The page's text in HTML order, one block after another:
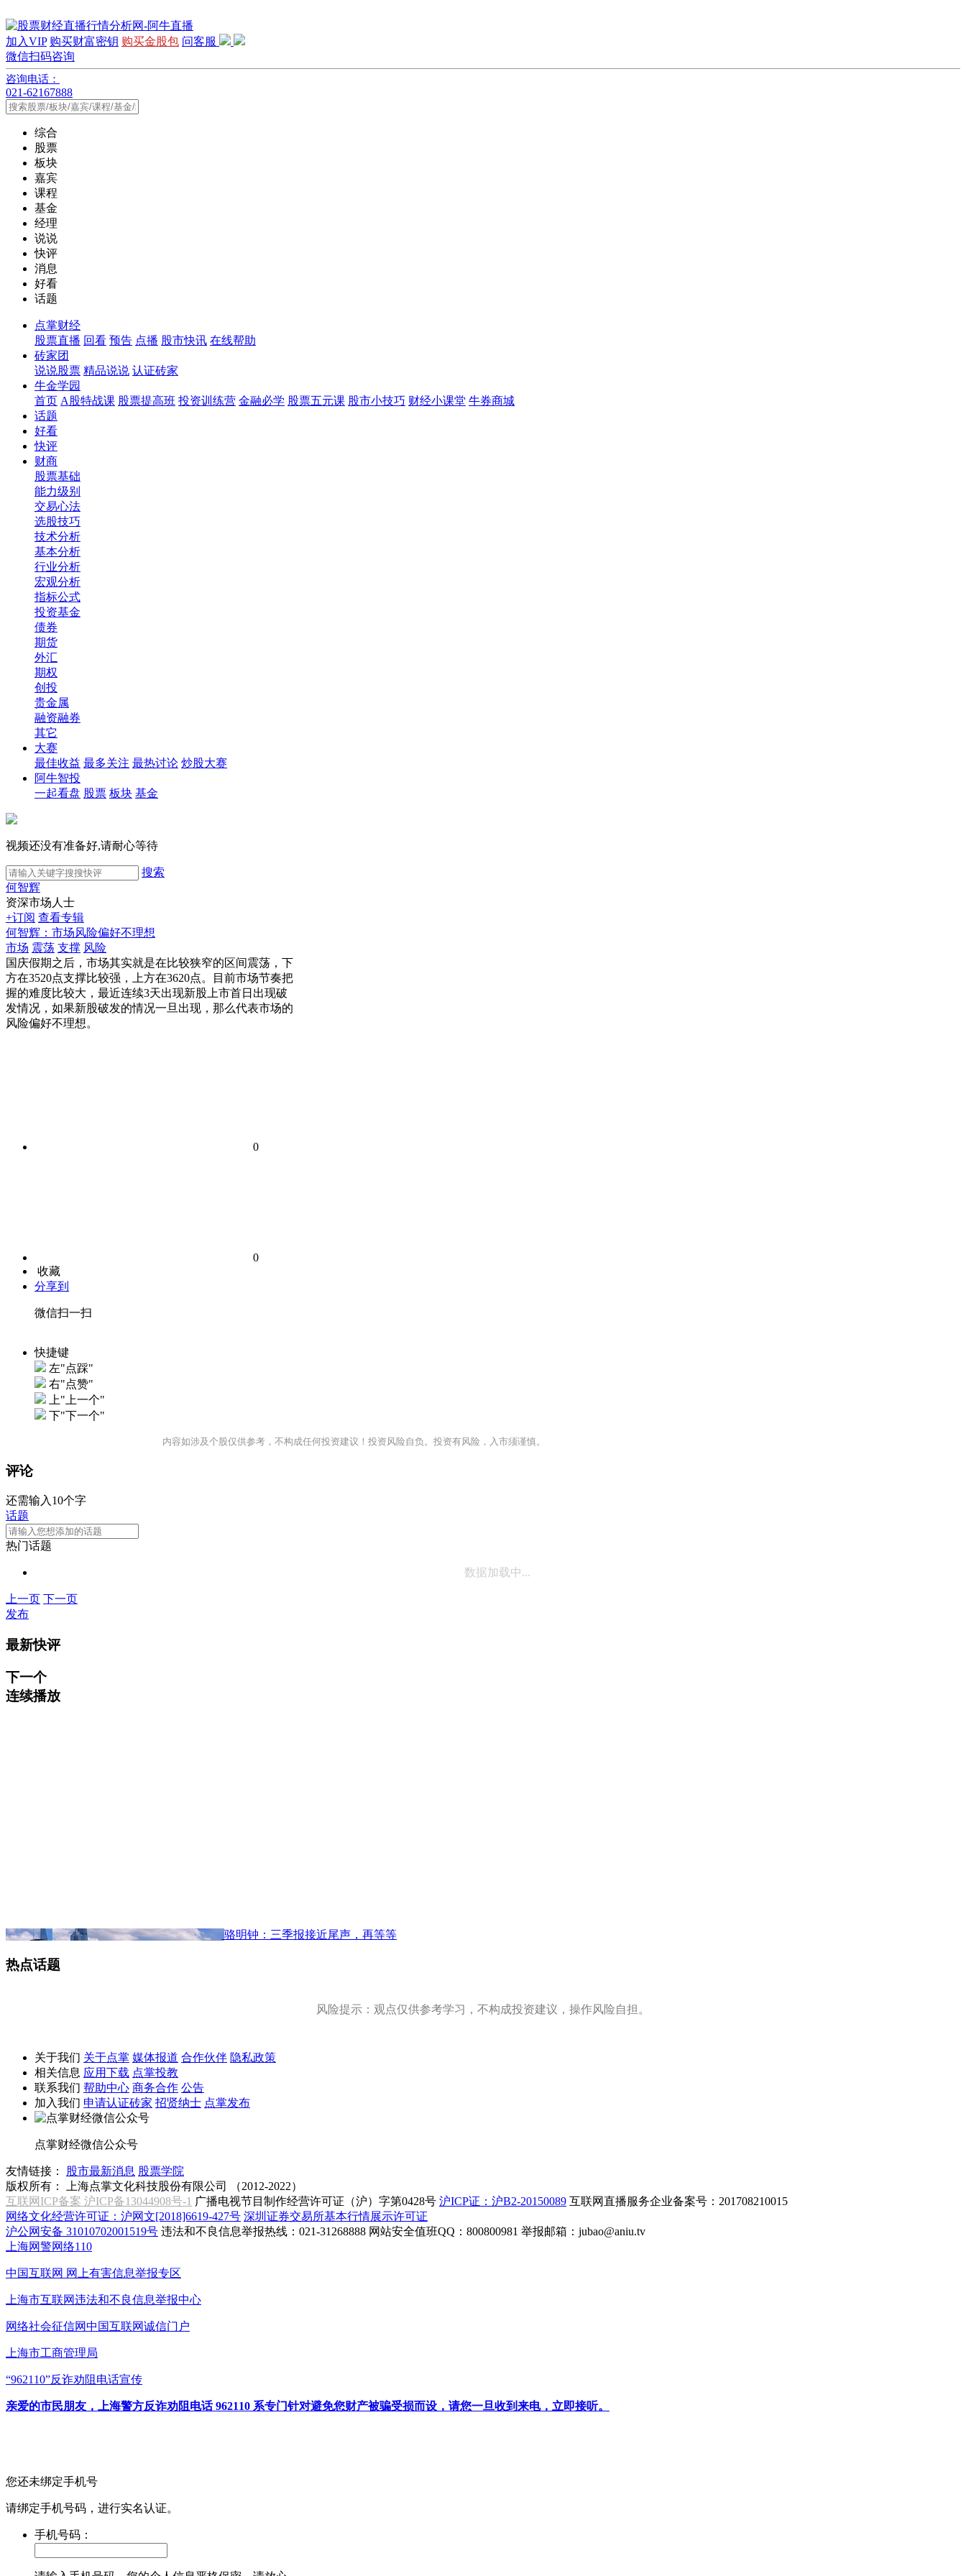
加入VIP 购买财富密钥 购买金股包 问客服
微信扫码咨询
咨询电话：
021-62167888
综合
股票
板块
嘉宾
课程
基金
经理
说说
快评
消息
好看
话题
点掌财经
股票直播 回看 预告 点播 股市快讯 在线帮助
砖家团
说说股票 精品说说 认证砖家
牛金学园
首页 A股特战课 股票提高班 投资训练营 金融必学 股票五元课 股市小技巧 财经小课堂 牛券商城
话题
好看
快评
财商
股票基础
能力级别
交易心法
选股技巧
技术分析
基本分析
行业分析
宏观分析
指标公式
投资基金
债券
期货
外汇
期权
创投
贵金属
融资融券
其它
大赛
最佳收益 最多关注 最热讨论 炒股大赛
阿牛智投
一起看盘 股票 板块 基金
视频还没有准备好,请耐心等待
搜索
何智辉
资深市场人士
+订阅 查看专辑
何智辉：市场风险偏好不理想
市场 震荡 支撑 风险
国庆假期之后，市场其实就是在比较狭窄的区间震荡，下
方在3520点支撑比较强，上方在3620点。目前市场节奏把
握的难度比较大，最近连续3天出现新股上市首日出现破
发情况，如果新股破发的情况一旦出现，那么代表市场的
风险偏好不理想。
0
0
收藏
分享到
微信扫一扫
快捷键
左"点踩"
右"点赞"
上"上一个"
下"下一个"
内容如涉及个股仅供参考，不构成任何投资建议！投资风险自负。投资有风险，入市须谨慎。
评论
还需输入10个字
话题
热门话题
数据加载中...
上一页 下一页
发布
最新快评
下一个
连续播放
骆明钟：三季报接近尾声，再等等
热点话题
风险提示：观点仅供参考学习，不构成投资建议，操作风险自担。
关于我们 关于点掌 媒体报道 合作伙伴 隐私政策
相关信息 应用下载 点掌投教
联系我们 帮助中心 商务合作 公告
加入我们 申请认证砖家 招贤纳士 点掌发布
点掌财经微信公众号
友情链接： 股市最新消息 股票学院
版权所有：
上海点掌文化科技股份有限公司 （2012-2022）
互联网ICP备案 沪ICP备13044908号-1 广播电视节目制作经营许可证（沪）字第0428号 沪ICP证：沪B2-20150089 互联网直播服务企业备案号：201708210015
网络文化经营许可证：沪网文[2018]6619-427号 深圳证券交易所基本行情展示许可证
沪公网安备 31010702001519号 违法和不良信息举报热线：021-31268888 网站安全值班QQ：800800981 举报邮箱： jubao@aniu.tv
上海网警网络110
中国互联网 网上有害信息举报专区
上海市互联网违法和不良信息举报中心
网络社会征信网中国互联网诚信门户
上海市工商管理局
“962110”反诈劝阻电话宣传
亲爱的市民朋友，上海警方反诈劝阻电话 962110 系专门针对避免您财产被骗受损而设，请您一旦收到来电，立即接听。
您还未绑定手机号
请绑定手机号码，进行实名认证。
手机号码：